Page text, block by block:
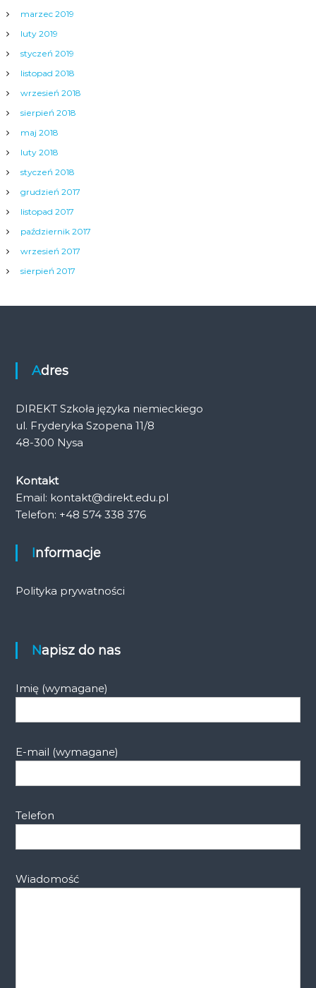
marzec 2019
luty 2019
styczeń 2019
listopad 2018
wrzesień 2018
sierpień 2018
maj 2018
luty 2018
styczeń 2018
grudzień 2017
listopad 2017
październik 2017
wrzesień 2017
sierpień 2017
Adres
DIREKT Szkoła języka niemieckiego
ul. Fryderyka Szopena 11/8
48-300 Nysa
Kontakt
Email: kontakt@direkt.edu.pl
Telefon: +48 574 338 376
Informacje
Polityka prywatności
Napisz do nas
Imię (wymagane)
E-mail (wymagane)
Telefon
Wiadomość